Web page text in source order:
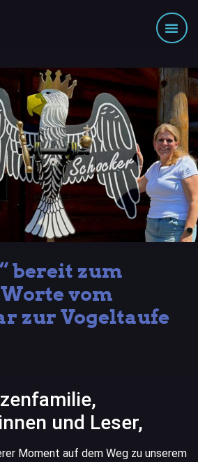
bereit zum
vom
zur Vogeltaufe
und Leser,
Moment auf dem Weg zu unserem